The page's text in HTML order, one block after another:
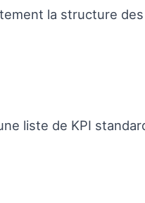
la structure
liste de KPI